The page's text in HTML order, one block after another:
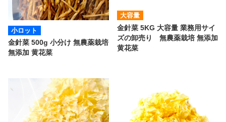
小ロット
金針菜 500g 小分け 無農薬栽培
無添加 黄花菜
大容量
金針菜 5KG 大容量 業務用サイ
ズの卸売り 無農薬栽培 無添加
黄花菜